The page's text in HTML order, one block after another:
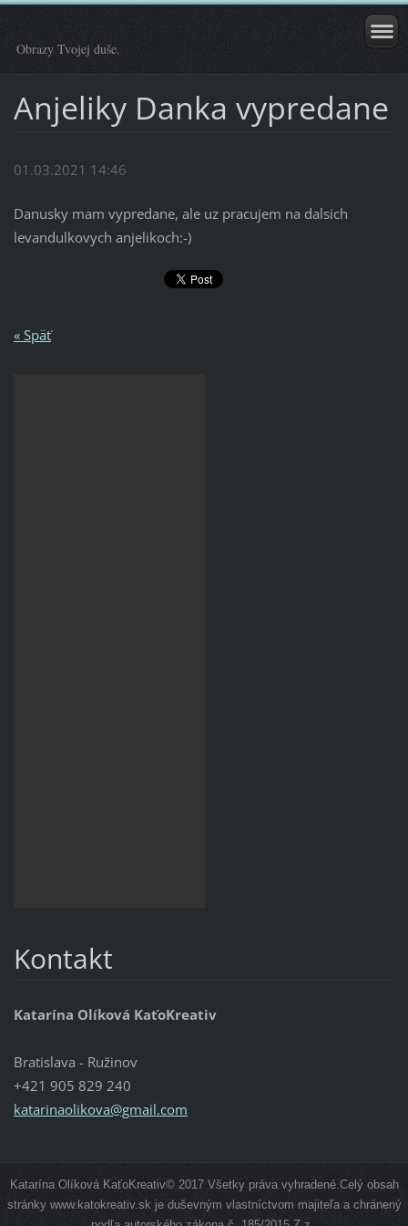
Obrazy Tvojej duše.
Anjeliky Danka vypredane
01.03.2021 14:46
Danusky mam vypredane, ale uz pracujem na dalsich
levandulkovych anjelikoch:-)
« Späť
Kontakt
Katarína Olíková KaťoKreativ
Bratislava - Ružinov
+421 905 829 240
katarinaolikova@gmail.com
Katarína Olíková KaťoKreativ© 2017 Všetky práva vyhradené.Celý obsah
stránky www.katokreativ.sk je duševným vlastníctvom majiteľa a chránený